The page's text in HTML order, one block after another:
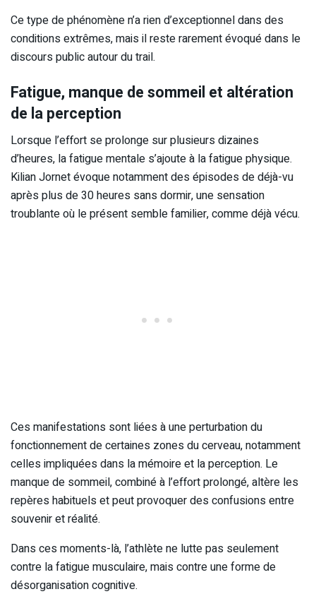
Ce type de phénomène n’a rien d’exceptionnel dans des
conditions extrêmes, mais il reste rarement évoqué dans le
discours public autour du trail.
Fatigue, manque de sommeil et altération
de la perception
Lorsque l’effort se prolonge sur plusieurs dizaines
d’heures, la fatigue mentale s’ajoute à la fatigue physique.
Kilian Jornet évoque notamment des épisodes de déjà-vu
après plus de 30 heures sans dormir, une sensation
troublante où le présent semble familier, comme déjà vécu.
Ces manifestations sont liées à une perturbation du
fonctionnement de certaines zones du cerveau, notamment
celles impliquées dans la mémoire et la perception. Le
manque de sommeil, combiné à l’effort prolongé, altère les
repères habituels et peut provoquer des confusions entre
souvenir et réalité.
Dans ces moments-là, l’athlète ne lutte pas seulement
contre la fatigue musculaire, mais contre une forme de
désorganisation cognitive.